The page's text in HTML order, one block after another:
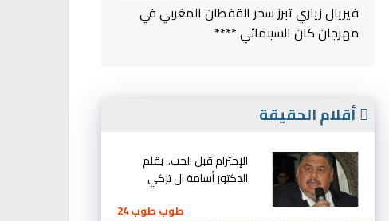
فيريال زياري تبرز سحر القفطان المغربي في
مهرجان كان السينمائي ****
أقلام الحقيقة
الإحترام قبل الحب.. بقلم
الدكتور أسامة آل تركي
طوب طوب 24